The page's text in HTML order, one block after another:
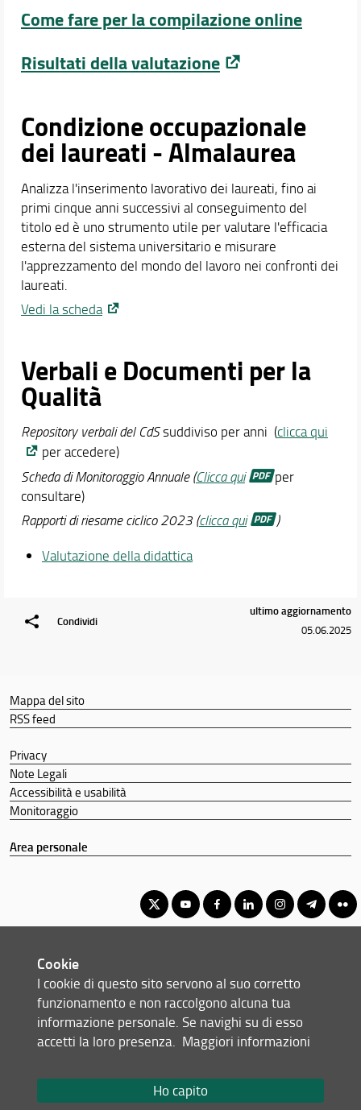
Come fare per la compilazione online
Risultati della valutazione
Condizione occupazionale
dei laureati - Almalaurea
Analizza l'inserimento lavorativo dei laureati, fino ai
primi cinque anni successivi al conseguimento del
titolo ed è uno strumento utile per valutare l'efficacia
esterna del sistema universitario e misurare
l'apprezzamento del mondo del lavoro nei confronti dei
laureati.
Vedi la scheda
Verbali e Documenti per la
Qualità
Repository verbali del CdSsuddiviso per anni (clicca qui
per accedere)
Scheda di Monitoraggio Annuale (Clicca qui
per
consultare)
Rapporti di riesame ciclico 2023 (clicca qui
)
Valutazione della didattica
Condividi
ultimo aggiornamento
05.06.2025
Mappa del sito
RSS feed
Privacy
Note Legali
Accessibilità e usabilità
Monitoraggio
Area personale
© Copyright 2012-2026 Università degli Studi di Firenze UNIFI
P.IVA/Cod.Fis 01279680480
Piazzale delle Cascine, 18 - 50144 Firenze (FI)
Email:
Cookie
I cookie di questo sito servono al suo corretto
funzionamento e non raccolgono alcuna tua
informazione personale. Se navighi su di esso
accetti la loro presenza. Maggiori informazioni
Ho capito